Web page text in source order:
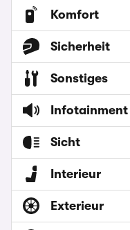
Komfort
Sicherheit
Sonstiges
Infotainment
Sicht
Interieur
Exterieur